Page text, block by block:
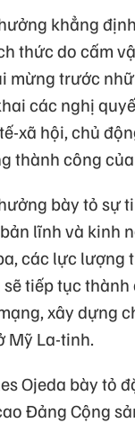
khẳng
thức do cấm
mừng trước
các nghị
xã hội, chủ
thành công
bày tỏ sự
lĩnh và kinh
các lực lượng
tiếp tục
xây dựng
Mỹ La-tinh.
Ojeda bày tỏ
Đảng Cộng